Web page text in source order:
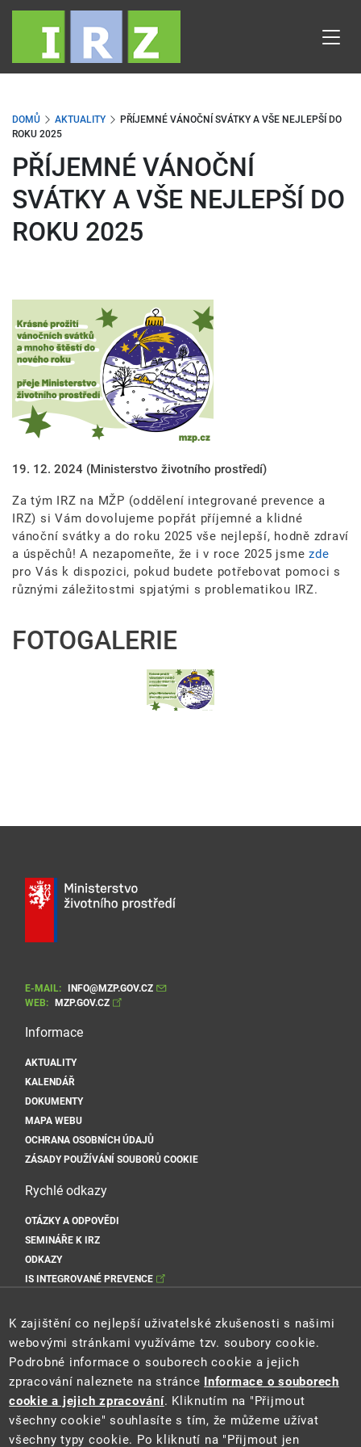
Přejít
obsahu
DOMŮ AKTUALITY
PŘÍJEMNÉ VÁNOČNÍ SVÁTKY A VŠE NEJLEPŠÍ DO
ROKU 2025
PŘÍJEMNÉ VÁNOČNÍ
SVÁTKY A VŠE NEJLEPŠÍ DO
ROKU 2025
19. 12. 2024 (Ministerstvo životního prostředí)
Za tým IRZ na MŽP (oddělení integrované prevence a
IRZ) si Vám dovolujeme popřát příjemné a klidné
vánoční svátky a do roku 2025 vše nejlepší, hodně zdraví
a úspěchů! A nezapomeňte, že i v roce 2025 jsme zde
pro Vás k dispozici, pokud budete potřebovat pomoci s
různými záležitostmi spjatými s problematikou IRZ.
FOTOGALERIE
E-MAIL:
INFO@MZP.GOV.CZ
WEB:
MZP.GOV.CZ
Informace
AKTUALITY
KALENDÁŘ
DOKUMENTY
MAPA WEBU
OCHRANA OSOBNÍCH ÚDAJŮ
ZÁSADY POUŽÍVÁNÍ SOUBORŮ COOKIE
Rychlé odkazy
OTÁZKY A ODPOVĚDI
SEMINÁŘE K IRZ
ODKAZY
IS INTEGROVANÉ PREVENCE
Sociální sítě Cenia
K zajištění co nejlepší uživatelské zkušenosti s našimi
webovými stránkami využíváme tzv. soubory cookie.
Podrobné informace o souborech cookie a jejich
zpracování naleznete na stránce Informace o souborech
cookie a jejich zpracování. Kliknutím na "Přijmout
všechny cookie" souhlasíte s tím, že můžeme užívat
všechny typy cookie. Po kliknutí na "Přijmout jen